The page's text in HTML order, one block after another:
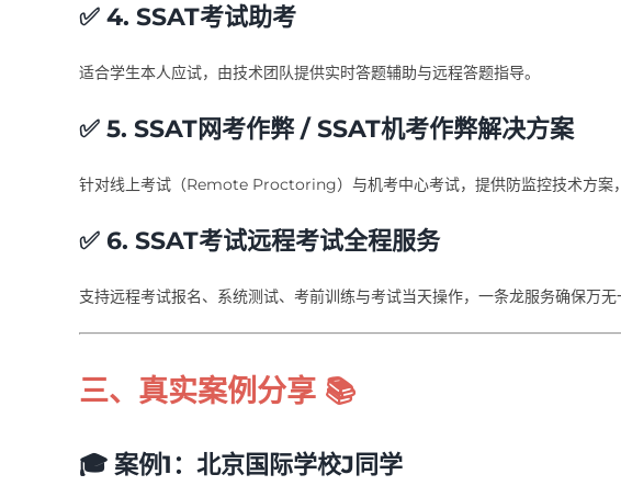
✅ 4. SSAT考试助考
适合学生本人应试，由技术团队提供实时答题辅助与远程答题指导。
✅ 5. SSAT网考作弊 / SSAT机考作弊解决方案
针对线上考试（Remote Proctoring）与机考中心考试，提供防监控技术方案
✅ 6. SSAT考试远程考试全程服务
支持远程考试报名、系统测试、考前训练与考试当天操作，一条龙服务确保万无
三、真实案例分享 📚
🎓 案例1：北京国际学校J同学